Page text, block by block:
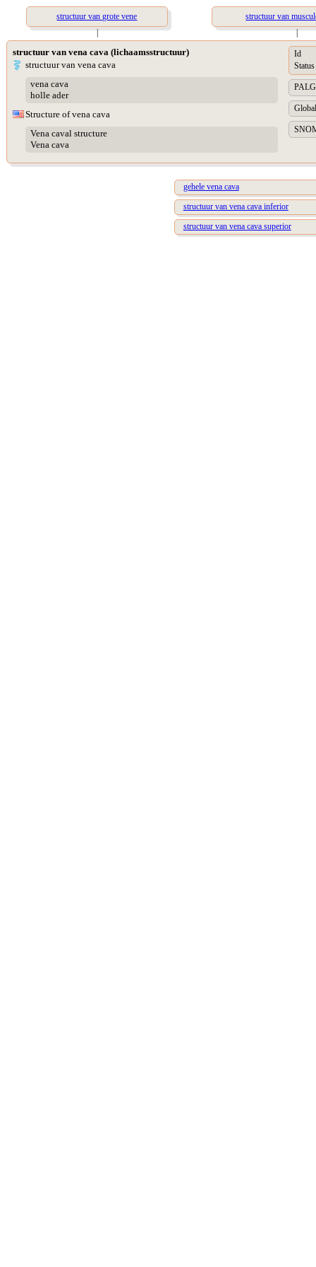
structuur van grote vene
structuur van
|
|
structuur van vena cava (lichaamsstructuur)
structuur van vena cava
vena cava
holle ader
Structure of vena cava
Vena caval structure
Vena cava
Id
Status
gehele vena cava
structuur van vena cava inferior
structuur van vena cava superior